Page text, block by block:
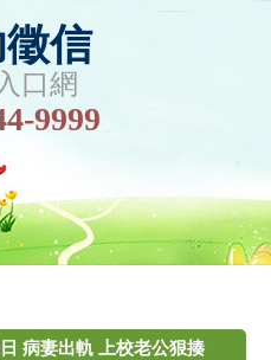
信
口網
9999
病妻出軌 上校老公狠揍